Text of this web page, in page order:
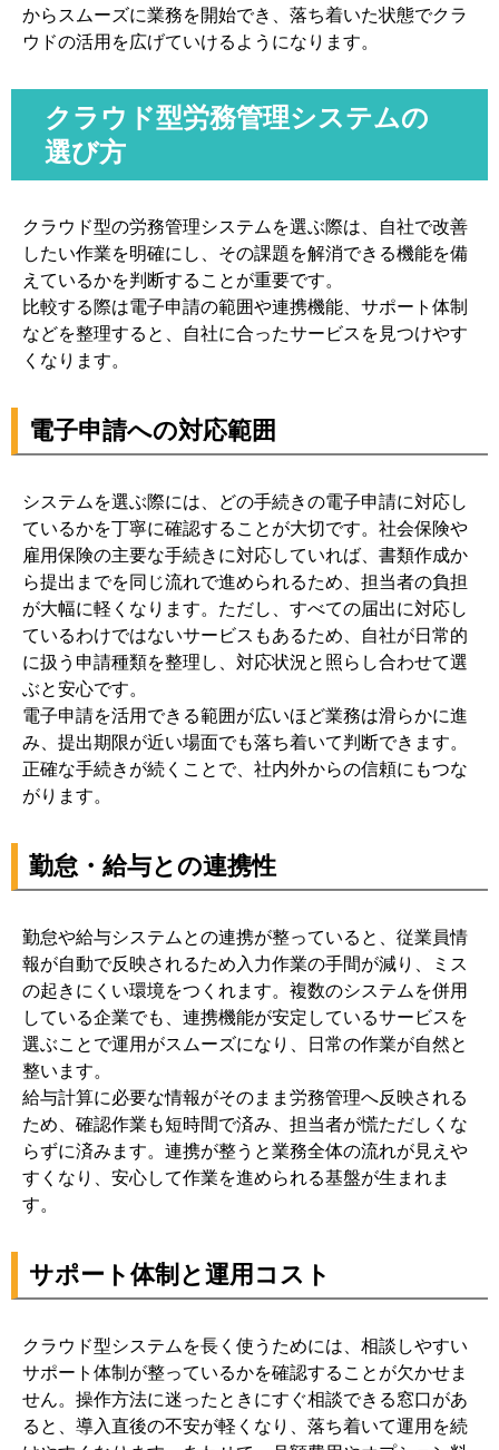
からスムーズに業務を開始でき、落ち着いた状態でクラ
ウドの活用を広げていけるようになります。
クラウド型労務管理システムの
選び方
クラウド型の労務管理システムを選ぶ際は、自社で改善
したい作業を明確にし、その課題を解消できる機能を備
えているかを判断することが重要です。
比較する際は電子申請の範囲や連携機能、サポート体制
などを整理すると、自社に合ったサービスを見つけやす
くなります。
電子申請への対応範囲
システムを選ぶ際には、どの手続きの電子申請に対応し
ているかを丁寧に確認することが大切です。社会保険や
雇用保険の主要な手続きに対応していれば、書類作成か
ら提出までを同じ流れで進められるため、担当者の負担
が大幅に軽くなります。ただし、すべての届出に対応し
ているわけではないサービスもあるため、自社が日常的
に扱う申請種類を整理し、対応状況と照らし合わせて選
ぶと安心です。
電子申請を活用できる範囲が広いほど業務は滑らかに進
み、提出期限が近い場面でも落ち着いて判断できます。
正確な手続きが続くことで、社内外からの信頼にもつな
がります。
勤怠・給与との連携性
勤怠や給与システムとの連携が整っていると、従業員情
報が自動で反映されるため入力作業の手間が減り、ミス
の起きにくい環境をつくれます。複数のシステムを併用
している企業でも、連携機能が安定しているサービスを
選ぶことで運用がスムーズになり、日常の作業が自然と
整います。
給与計算に必要な情報がそのまま労務管理へ反映される
ため、確認作業も短時間で済み、担当者が慌ただしくな
らずに済みます。連携が整うと業務全体の流れが見えや
すくなり、安心して作業を進められる基盤が生まれま
す。
サポート体制と運用コスト
クラウド型システムを長く使うためには、相談しやすい
サポート体制が整っているかを確認することが欠かせま
せん。操作方法に迷ったときにすぐ相談できる窓口があ
ると、導入直後の不安が軽くなり、落ち着いて運用を続